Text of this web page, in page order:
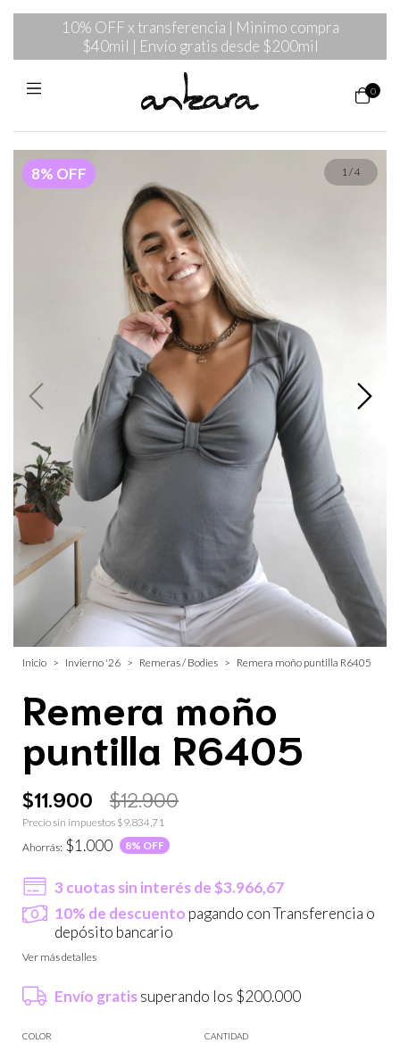
10% OFF x transferencia | Minimo compra
$40mil | Envío gratis desde $200mil
0
8% OFF 1/4
Inicio > Invierno '26 > Remeras / Bodies > Remera moño puntilla R6405
Remera moño
puntilla R6405
$11.900 $12.900
Precio sin impuestos $9.834,71
Ahorrás: $1.000 8% OFF
3 cuotas sin interés de$3.966,67
10% de descuento pagando con Transferencia o
depósito bancario
Ver más detalles
Envío gratissuperando los $200.000
COLOR CANTIDAD